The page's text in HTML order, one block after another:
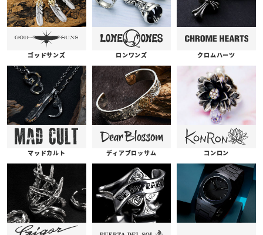
ゴッドサンズ ロンワンズ クロムハーツ
マッドカルト ディアブロッサム コンロン